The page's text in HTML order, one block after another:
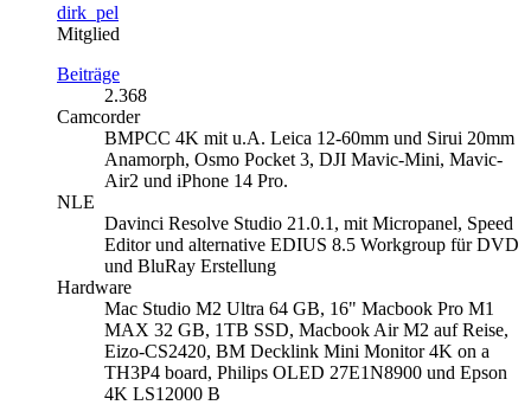
dirk_pel
Mitglied
Beiträge
2.368
Camcorder
BMPCC 4K mit u.A. Leica 12-60mm und Sirui 20mm
Anamorph, Osmo Pocket 3, DJI Mavic-Mini, Mavic-
Air2 und iPhone 14 Pro.
NLE
Davinci Resolve Studio 21.0.1, mit Micropanel, Speed
Editor und alternative EDIUS 8.5 Workgroup für DVD
und BluRay Erstellung
Hardware
Mac Studio M2 Ultra 64 GB, 16" Macbook Pro M1
MAX 32 GB, 1TB SSD, Macbook Air M2 auf Reise,
Eizo-CS2420, BM Decklink Mini Monitor 4K on a
TH3P4 board, Philips OLED 27E1N8900 und Epson
4K LS12000 B